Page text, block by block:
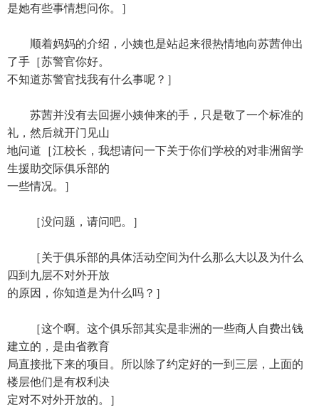
是她有些事情想问你。］
顺着妈妈的介绍，小姨也是站起来很热情地向苏茜伸出
了手［苏警官你好。
不知道苏警官找我有什么事呢？］
苏茜并没有去回握小姨伸来的手，只是敬了一个标准的
礼，然后就开门见山
地问道［江校长，我想请问一下关于你们学校的对非洲留学
生援助交际俱乐部的
一些情况。］
［没问题，请问吧。］
［关于俱乐部的具体活动空间为什么那么大以及为什么
四到九层不对外开放
的原因，你知道是为什么吗？］
［这个啊。这个俱乐部其实是非洲的一些商人自费出钱
建立的，是由省教育
局直接批下来的项目。所以除了约定好的一到三层，上面的
楼层他们是有权利决
定对不对外开放的。］